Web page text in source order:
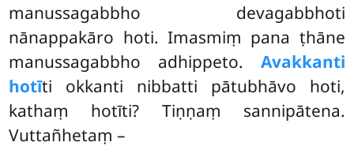
manussagabbho devagabbhoti
nānappakāro hoti. Imasmiṃ pana ṭhāne
manussagabbho adhippeto. Avakkanti
hotīti okkanti nibbatti pātubhāvo hoti,
kathaṃ hotīti? Tiṇṇaṃ sannipātena.
Vuttañhetaṃ –